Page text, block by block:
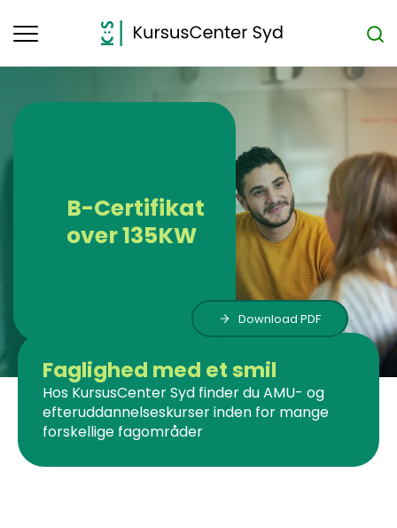
Toggle
Faglighed med et smil
Hos KursusCenter Syd finder du AMU- og
efteruddannelseskurser inden for mange
forskellige fagområder
B-Certifikat
over 135KW
Download PDF